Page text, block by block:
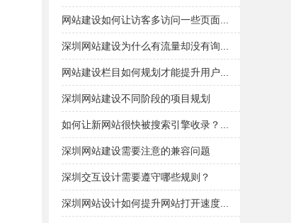
网站建设如何让访客多访问一些页面...
深圳网站建设为什么有流量却没有询...
网站建设栏目如何规划才能提升用户...
深圳网站建设不同阶段的项目规划
如何让新网站很快被搜索引擎收录？...
深圳网站建设需要注意的兼容问题
深圳交互设计需要遵守哪些规则？
深圳网站设计如何提升网站打开速度...